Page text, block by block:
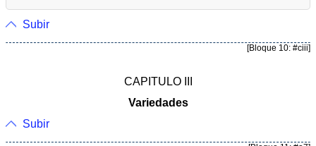
Subir
[Bloque 10: #ciii]
CAPITULO III
Variedades
Subir